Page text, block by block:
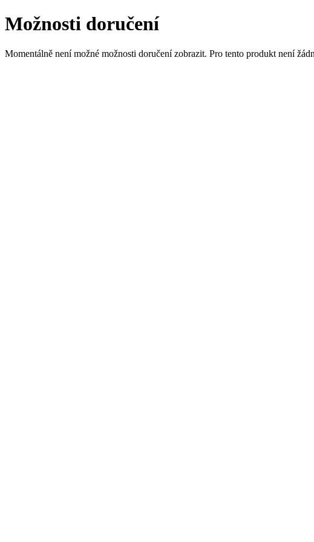
Možnosti doručení
Momentálně není možné možnosti doručení zobrazit. Pro tento produkt není